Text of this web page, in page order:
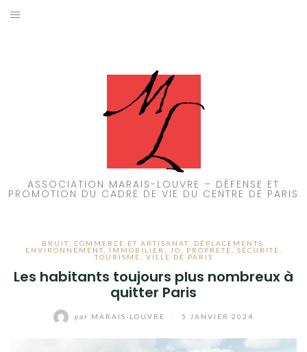
Aller
ASSOCIATION MARAIS-LOUVRE – DÉFENSE ET
PROMOTION DU CADRE DE VIE DU CENTRE DE PARIS
BRUIT, COMMERCE ET ARTISANAT, DÉPLACEMENTS
ENVIRONNEMENT, IMMOBILIER JO PROPRETÉ SÉCURITÉ
TOURISME
VILLE DE PARIS
Les habitants toujours plus nombreux à
quitter Paris
par MARAIS-LOUVRE 5 JANVIER 2024